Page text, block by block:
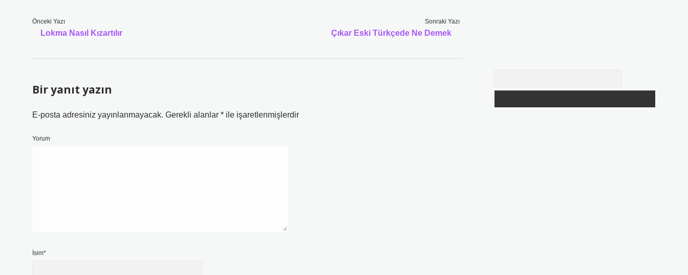
Önceki Yazı
Lokma Nasıl Kızartılır
Sonraki Yazı
Çıkar Eski Türkçede Ne Demek
Bir yanıt yazın
E-posta adresiniz yayınlanmayacak. Gerekli alanlar * ile işaretlenmişlerdir
Yorum
İsim*